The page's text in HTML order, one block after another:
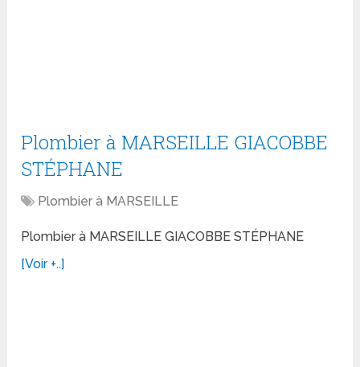
Plombier à MARSEILLE GIACOBBE
STÉPHANE
Plombier à MARSEILLE
Plombier à MARSEILLE GIACOBBE STÉPHANE
[Voir +..]